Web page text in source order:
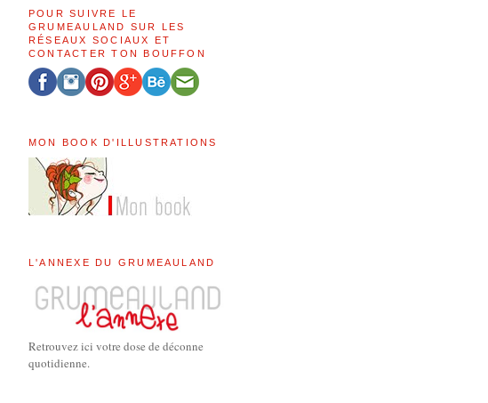
POUR SUIVRE LE
GRUMEAULAND SUR LES
RÉSEAUX SOCIAUX ET
CONTACTER TON BOUFFON
MON BOOK D'ILLUSTRATIONS
L'ANNEXE DU GRUMEAULAND
Retrouvez ici votre dose de déconne
quotidienne.